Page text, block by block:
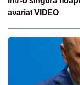
avariat VIDEO